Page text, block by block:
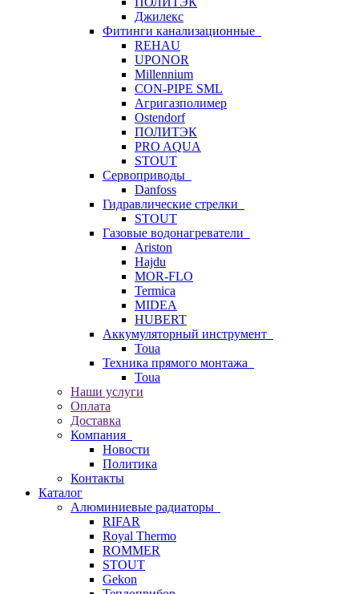
Джилекс
Фитинги канализационные
REHAU
UPONOR
Millennium
CON-PIPE SML
Агригазполимер
Ostendorf
ПОЛИТЭК
PRO AQUA
STOUT
Сервоприводы
Danfoss
Гидравлические стрелки
STOUT
Газовые водонагреватели
Ariston
Hajdu
MOR-FLO
Termica
MIDEA
HUBERT
Аккумуляторный инструмент
Toua
Техника прямого монтажа
Toua
Наши услуги
Оплата
Доставка
Компания
Новости
Политика
Контакты
Каталог
Алюминиевые радиаторы
RIFAR
Royal Thermo
ROMMER
STOUT
Gekon